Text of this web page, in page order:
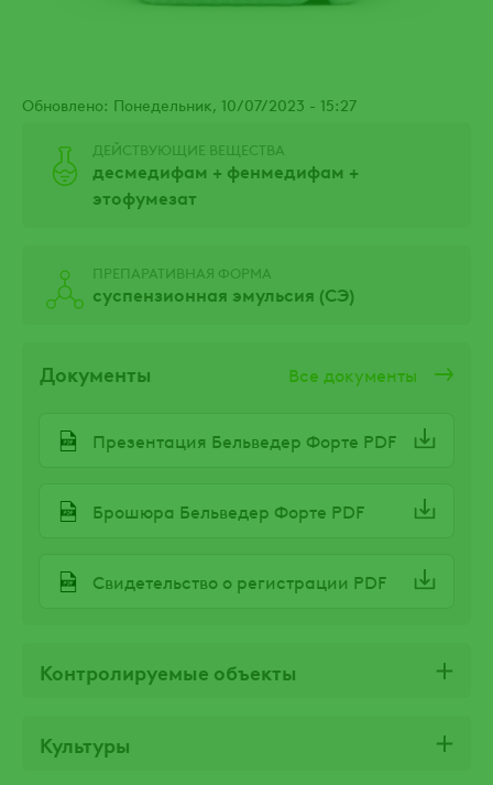
Обновлено: Понедельник, 10/07/2023 - 15:27
ДЕЙСТВУЮЩИЕ ВЕЩЕСТВА
десмедифам + фенмедифам +
этофумезат
ПРЕПАРАТИВНАЯ ФОРМА
суспензионная эмульсия (СЭ)
Документы Все документы
Презентация Бельведер Форте PDF
Брошюра Бельведер Форте PDF
Свидетельство о регистрации PDF
Контролируемые объекты
Культуры